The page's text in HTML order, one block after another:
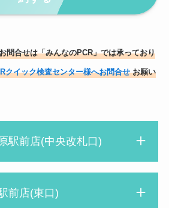
問合せは「みんなのPCR」では承っており
クイック検査センター様へお問合せ お願い
駅前店(中央改札口)
前店(東口)